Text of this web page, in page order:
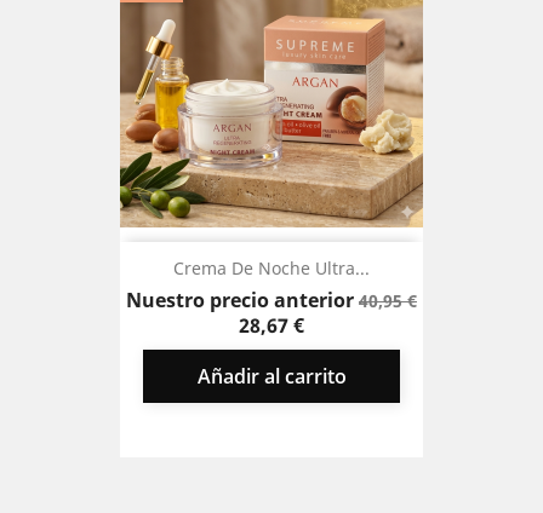
Crema De Noche Ultra...
Nuestro precio anteriorPrecio
40,95 €Precio
28,67 €
Añadir al carrito